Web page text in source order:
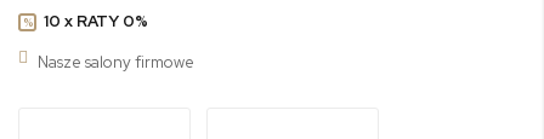
%
10 x RATY 0%
Nasze salony firmowe